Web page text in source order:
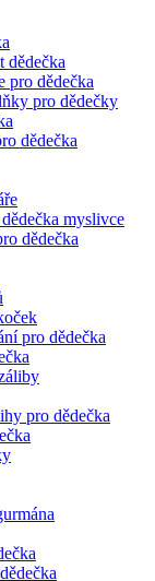
dědečka
pro dědečka
pro dědečky
dědečka
myslivce
dědečka
pro dědečka
pro dědečka